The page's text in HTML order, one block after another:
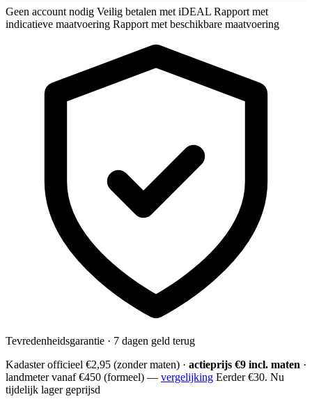
Geen account nodig Veilig betalen met iDEAL Rapport met
indicatieve maatvoering Rapport met beschikbare maatvoering
Tevredenheidsgarantie · 7 dagen geld terug
Kadaster officieel €2,95 (zonder maten) · actieprijs €9 incl. maten ·
landmetervanaf €450 (formeel) — vergelijking Eerder €30. Nu
tijdelijk lager geprijsd